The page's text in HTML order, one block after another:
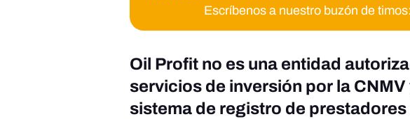
Escríbenos a nuestro buzón de timos:
Oil Profit no es una entidad
servicios de inversión por la CNMV
sistema de registro de